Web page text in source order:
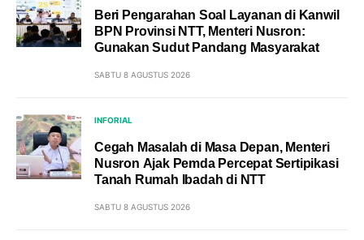
Beri Pengarahan Soal Layanan di Kanwil
BPN Provinsi NTT, Menteri Nusron:
Gunakan Sudut Pandang Masyarakat
SABTU 8 AGUSTUS 2026
INFORIAL
Cegah Masalah di Masa Depan, Menteri
Nusron Ajak Pemda Percepat Sertipikasi
Tanah Rumah Ibadah di NTT
SABTU 8 AGUSTUS 2026